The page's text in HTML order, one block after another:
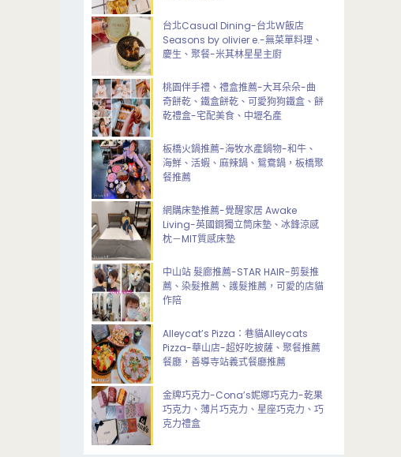
台北Casual Dining-台北W飯店
Seasons by olivier e.-無菜單料理、
慶生、聚餐-米其林星星主廚
桃園伴手禮、禮盒推薦-大耳朵朵-曲
奇餅乾、鐵盒餅乾、可愛狗狗鐵盒、餅
乾禮盒-宅配美食、中壢名產
板橋火鍋推薦-海牧水產鍋物-和牛、
海鮮、活蝦、麻辣鍋、鴛鴦鍋，板橋聚
餐推薦
網購床墊推薦-覺醒家居 Awake
Living-英國鋼獨立筒床墊、冰鋒涼感
枕－MIT質感床墊
中山站 髮廊推薦-STAR HAIR-剪髮推
薦、染髮推薦、護髮推薦，可愛的店貓
作陪
Alleycat’s Pizza：巷貓Alleycats
Pizza-華山店-超好吃披薩、聚餐推薦
餐廳，善導寺站義式餐廳推薦
金牌巧克力-Cona’s妮娜巧克力-乾果
巧克力、薄片巧克力、星座巧克力、巧
克力禮盒